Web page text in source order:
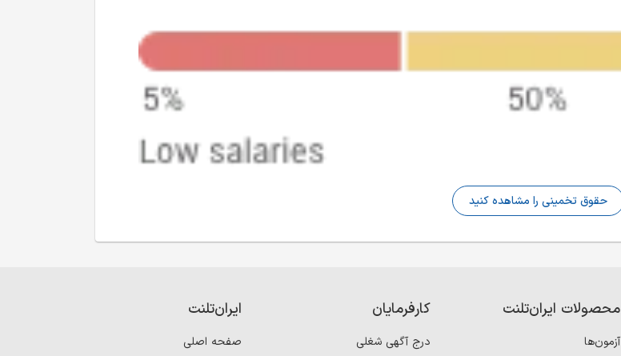
حقوق تخمینی را مشاهده کنید
محصولات ایران‌تلنت
آزمون‌ها
کارفرمایان
درج آگهی شغلی
ایران‌تلنت
صفحه اصلی